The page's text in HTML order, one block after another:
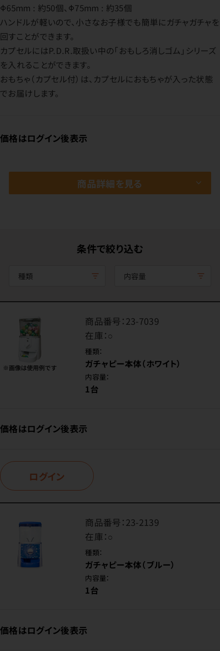
Φ65mm : 約50個、Φ75mm : 約35個
ハンドルが軽いので、小さなお子様でも簡単にガチャガチャを
回すことができます。
カプセルにはP.D.R.取扱い中の「おもしろ消しゴム」シリーズ
を入れることができます。
おもちゃ（カプセル付）は、カプセルにおもちゃが入った状態
でお届けします。
価格はログイン後表示
商品詳細を見る
条件で絞り込む
種類 内容量
商品番号：23-7039
在庫：○
種類：
ガチャピー本体（ホワイト）
内容量：
1台
価格はログイン後表示
ログイン
商品番号：23-2139
在庫：○
種類：
ガチャピー本体（ブルー）
内容量：
1台
価格はログイン後表示